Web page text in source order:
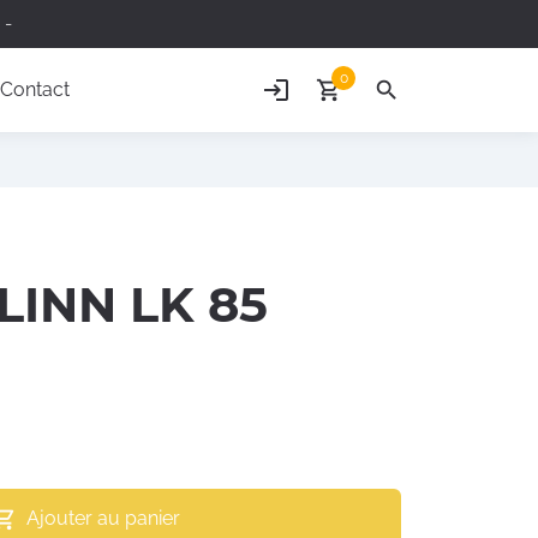
-
Contact login shopping_cart0 search
LK 85
Ajouter au panier